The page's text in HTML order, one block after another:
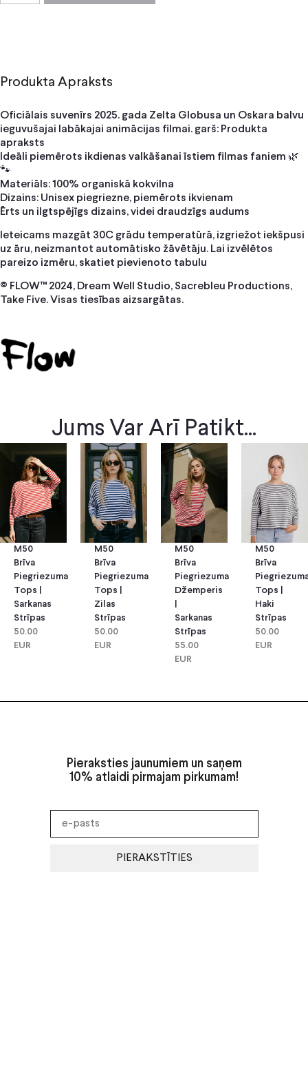
Produkta Apraksts
Oficiālais suvenīrs 2025. gada Zelta Globusa un Oskara balvu
ieguvušajai labākajai animācijas filmai. garš: Produkta
apraksts
Ideāli piemērots ikdienas valkāšanai īstiem filmas faniem 🌿
🐾
Materiāls: 100% organiskā kokvilna
Dizains: Unisex piegriezne, piemērots ikvienam
Ērts un ilgtspējīgs dizains, videi draudzīgs audums
Ieteicams mazgāt 30C grādu temperatūrā, izgriežot iekšpusi
uz āru, neizmantot automātisko žāvētāju. Lai izvēlētos
pareizo izmēru, skatiet pievienoto tabulu
© FLOW™ 2024, Dream Well Studio, Sacrebleu Productions,
Take Five. Visas tiesības aizsargātas.
Jums Var Arī Patikt...
M50
Brīva
Piegriezuma
Tops |
Sarkanas
Strīpas
50.00
EUR
M50
Brīva
Piegriezuma
Tops |
Zilas
Strīpas
50.00
EUR
M50
Brīva
Piegriezuma
Džemperis
Sarkanas
Strīpas
55.00
EUR
M50
Brīva
Tops |
Haki
Strīpas
50.00
EUR
Pieraksties jaunumiem un saņem
10% atlaidi pirmajam pirkumam!
PIERAKSTĪTIES